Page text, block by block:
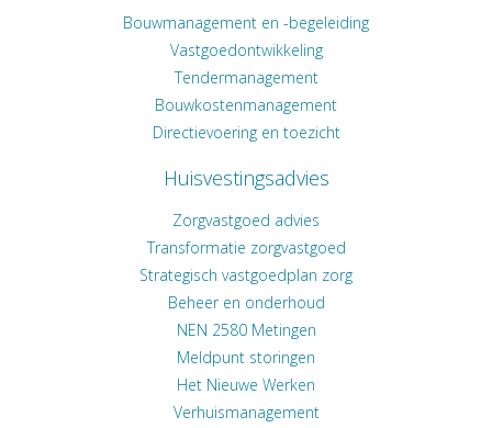
Bouwmanagement en -begeleiding
Vastgoedontwikkeling
Tendermanagement
Bouwkostenmanagement
Directievoering en toezicht
Huisvestingsadvies
Zorgvastgoed advies
Transformatie zorgvastgoed
Strategisch vastgoedplan zorg
Beheer en onderhoud
NEN 2580 Metingen
Meldpunt storingen
Het Nieuwe Werken
Verhuismanagement